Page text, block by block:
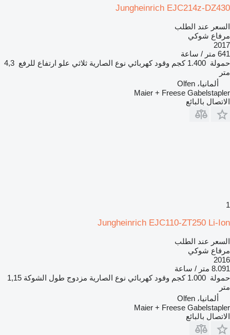
Jungheinrich EJC214z-DZ430
السعر عند الطلب
مرفاع شوكي
2017
641 متر / ساعة
حمولة 1.400 كجم وقود كهربائي نوع الصارية ثلاثي علو ارتفاع للرفع 4,3
متر
ألمانيا، Olfen
Maier + Freese Gabelstapler
الاتصال بالبائع
1
Jungheinrich EJC110-ZT250 Li-Ion
السعر عند الطلب
مرفاع شوكي
2016
8.091 متر / ساعة
حمولة 1.000 كجم وقود كهربائي نوع الصارية مزدوج طول الشوكة 1,15
متر
ألمانيا، Olfen
Maier + Freese Gabelstapler
الاتصال بالبائع